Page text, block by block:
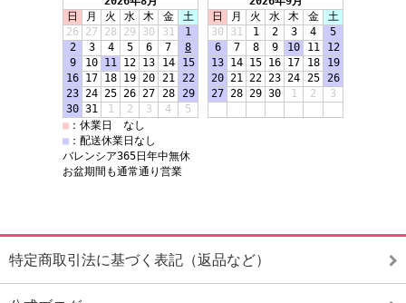
特定商取引法に基づく表記（返品など）